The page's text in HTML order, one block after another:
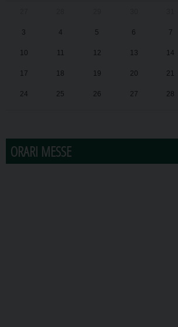
3 4 5 6 7
10 11 12 13 14
17 18 19 20 21
24 25 26 27 28
ORARI MESSE